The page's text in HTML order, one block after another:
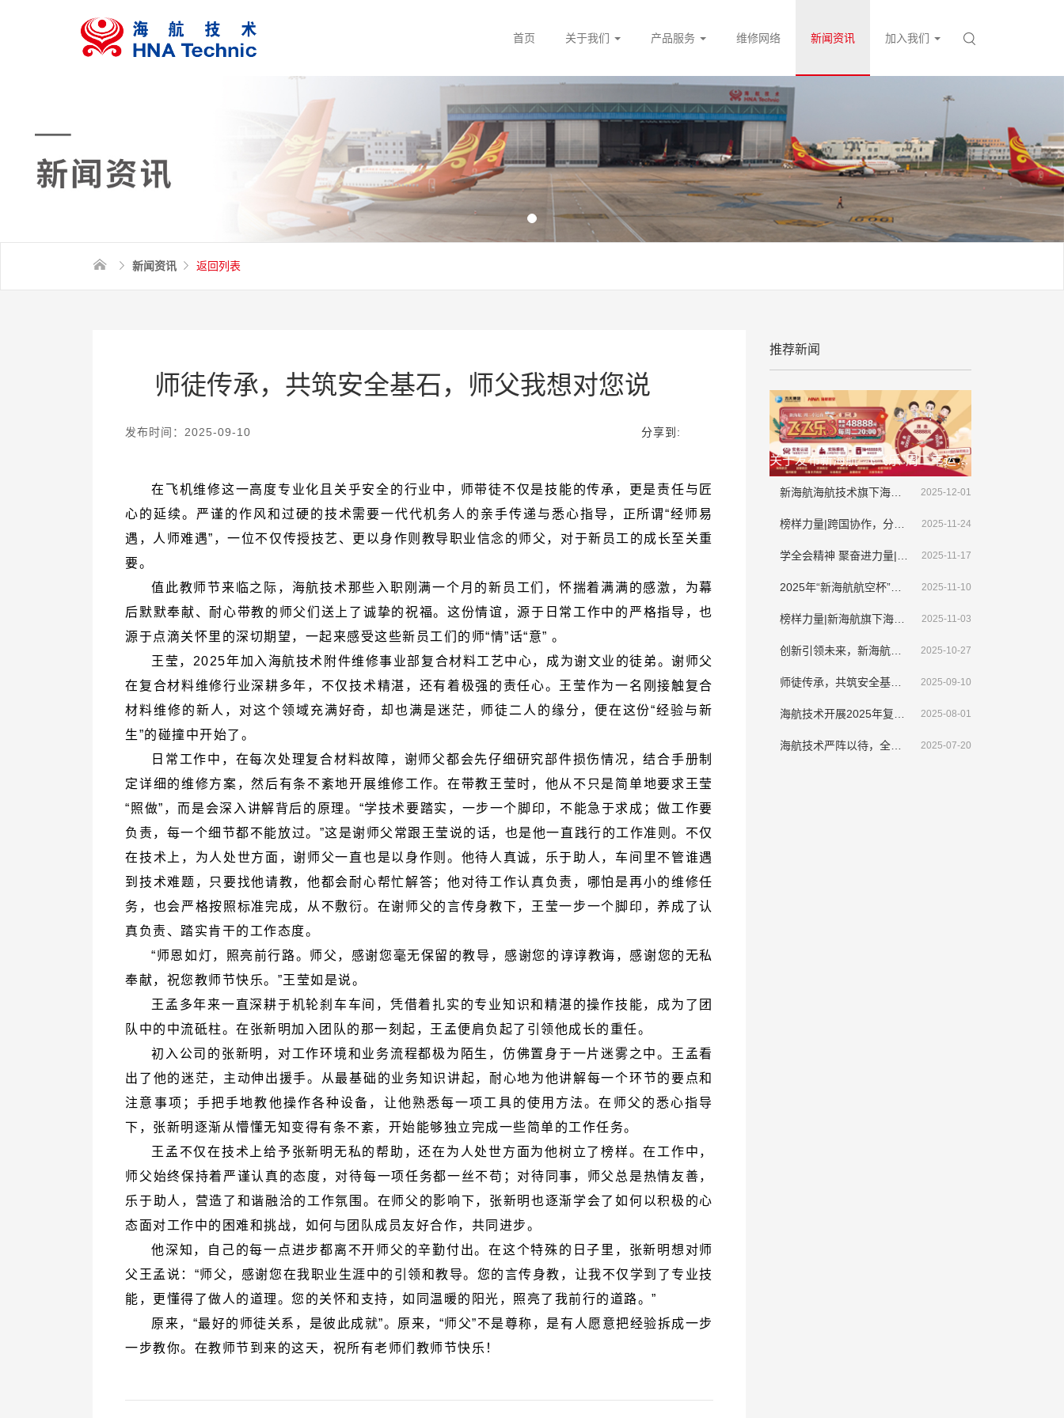
首页 关于我们 产品服务 维修网络 新闻资讯 加入我们
新闻资讯 返回列表
师徒传承，共筑安全基石，师父我想对您说
发布时间：2025-09-10 分享到:
要。
源于点滴关怀里的深切期望，一起来感受这些新员工们的师“情”话“意” 。
生”的碰撞中开始了。
真负责、踏实肯干的工作态度。
奉献，祝您教师节快乐。”王莹如是说。
队中的中流砥柱。在张新明加入团队的那一刻起，王孟便肩负起了引领他成长的重任。
下，张新明逐渐从懵懂无知变得有条不紊，开始能够独立完成一些简单的工作任务。
态面对工作中的困难和挑战，如何与团队成员友好合作，共同进步。
能，更懂得了做人的道理。您的关怀和支持，如同温暖的阳光，照亮了我前行的道路。”
一步教你。在教师节到来的这天，祝所有老师们教师节快乐！
推荐新闻
关于发布新海航"飞飞乐"周二幸运夜(第二季)抽奖活动延期公告的通知
新海航海航技术旗下海航斯提斯迎来首架大韩航空整机喷涂业务 2025-12-01
榜样力量|跨国协作，分秒必争，新海航海航技术顺利完成境外紧急排故工作 2025-11-24
2025-11-17
2025年“新海航航空杯”海口地区职工篮球赛圆满收官 2025-11-10
榜样力量|新海航旗下海航技术新疆维修基地侯新宇： 拾金不昧显担当，诚信美德传清风​ 2025-11-03
创新引领未来，新海航旗下海航技术VR机务技能培训应用系统亮相第三届CATA航空大会 2025-10-27
师徒传承，共筑安全基石，师父我想对您说 2025-09-10
2025-08-01
海航技术严阵以待，全面部署应对“韦帕”挑战 2025-07-20